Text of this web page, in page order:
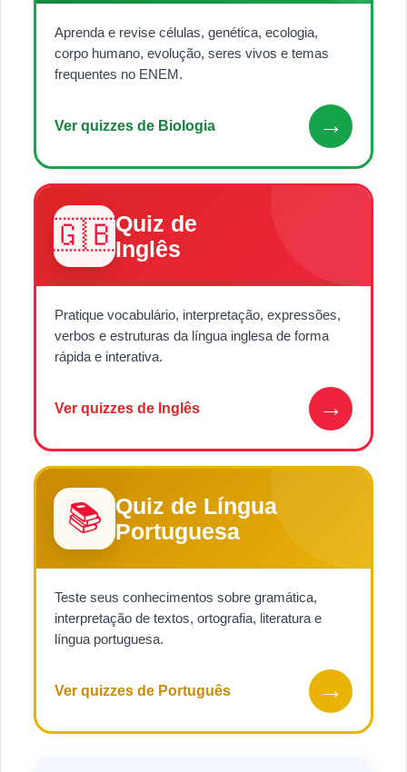
Aprenda e revise células, genética, ecologia,
corpo humano, evolução, seres vivos e temas
frequentes no ENEM.
Ver quizzes de Biologia →
🇬🇧Quiz de
Inglês
Pratique vocabulário, interpretação, expressões,
verbos e estruturas da língua inglesa de forma
rápida e interativa.
Ver quizzes de Inglês →
📚
Quiz de Língua
Portuguesa
Teste seus conhecimentos sobre gramática,
interpretação de textos, ortografia, literatura e
língua portuguesa.
Ver quizzes de Português →